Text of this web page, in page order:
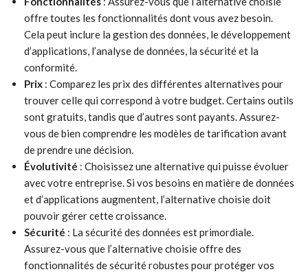
offre toutes les fonctionnalités dont vous avez besoin.
Cela peut inclure la gestion des données, le développement
d’applications, l’analyse de données, la sécurité et la
conformité.
Prix : Comparez les prix des différentes alternatives pour
trouver celle qui correspond à votre budget. Certains outils
sont gratuits, tandis que d’autres sont payants. Assurez-
vous de bien comprendre les modèles de tarification avant
de prendre une décision.
Évolutivité : Choisissez une alternative qui puisse évoluer
avec votre entreprise. Si vos besoins en matière de données
et d’applications augmentent, l’alternative choisie doit
pouvoir gérer cette croissance.
Sécurité : La sécurité des données est primordiale.
Assurez-vous que l’alternative choisie offre des
fonctionnalités de sécurité robustes pour protéger vos